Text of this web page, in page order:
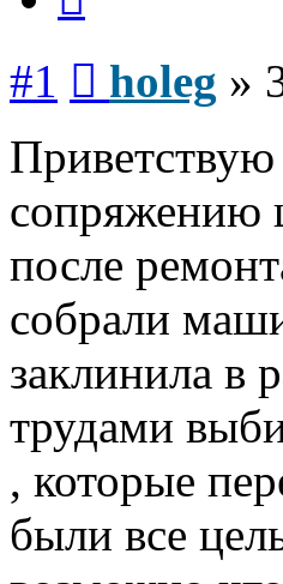
#1 holeg »
сопряжению
после
собрали
заклинила в
трудами
, которые
были все